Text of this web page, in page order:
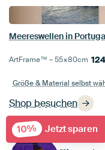
Shop besuchen
Meereswellen in
ArtFrame™ –55×80cm
Größe & Material selbst
10% Jetzt sparen